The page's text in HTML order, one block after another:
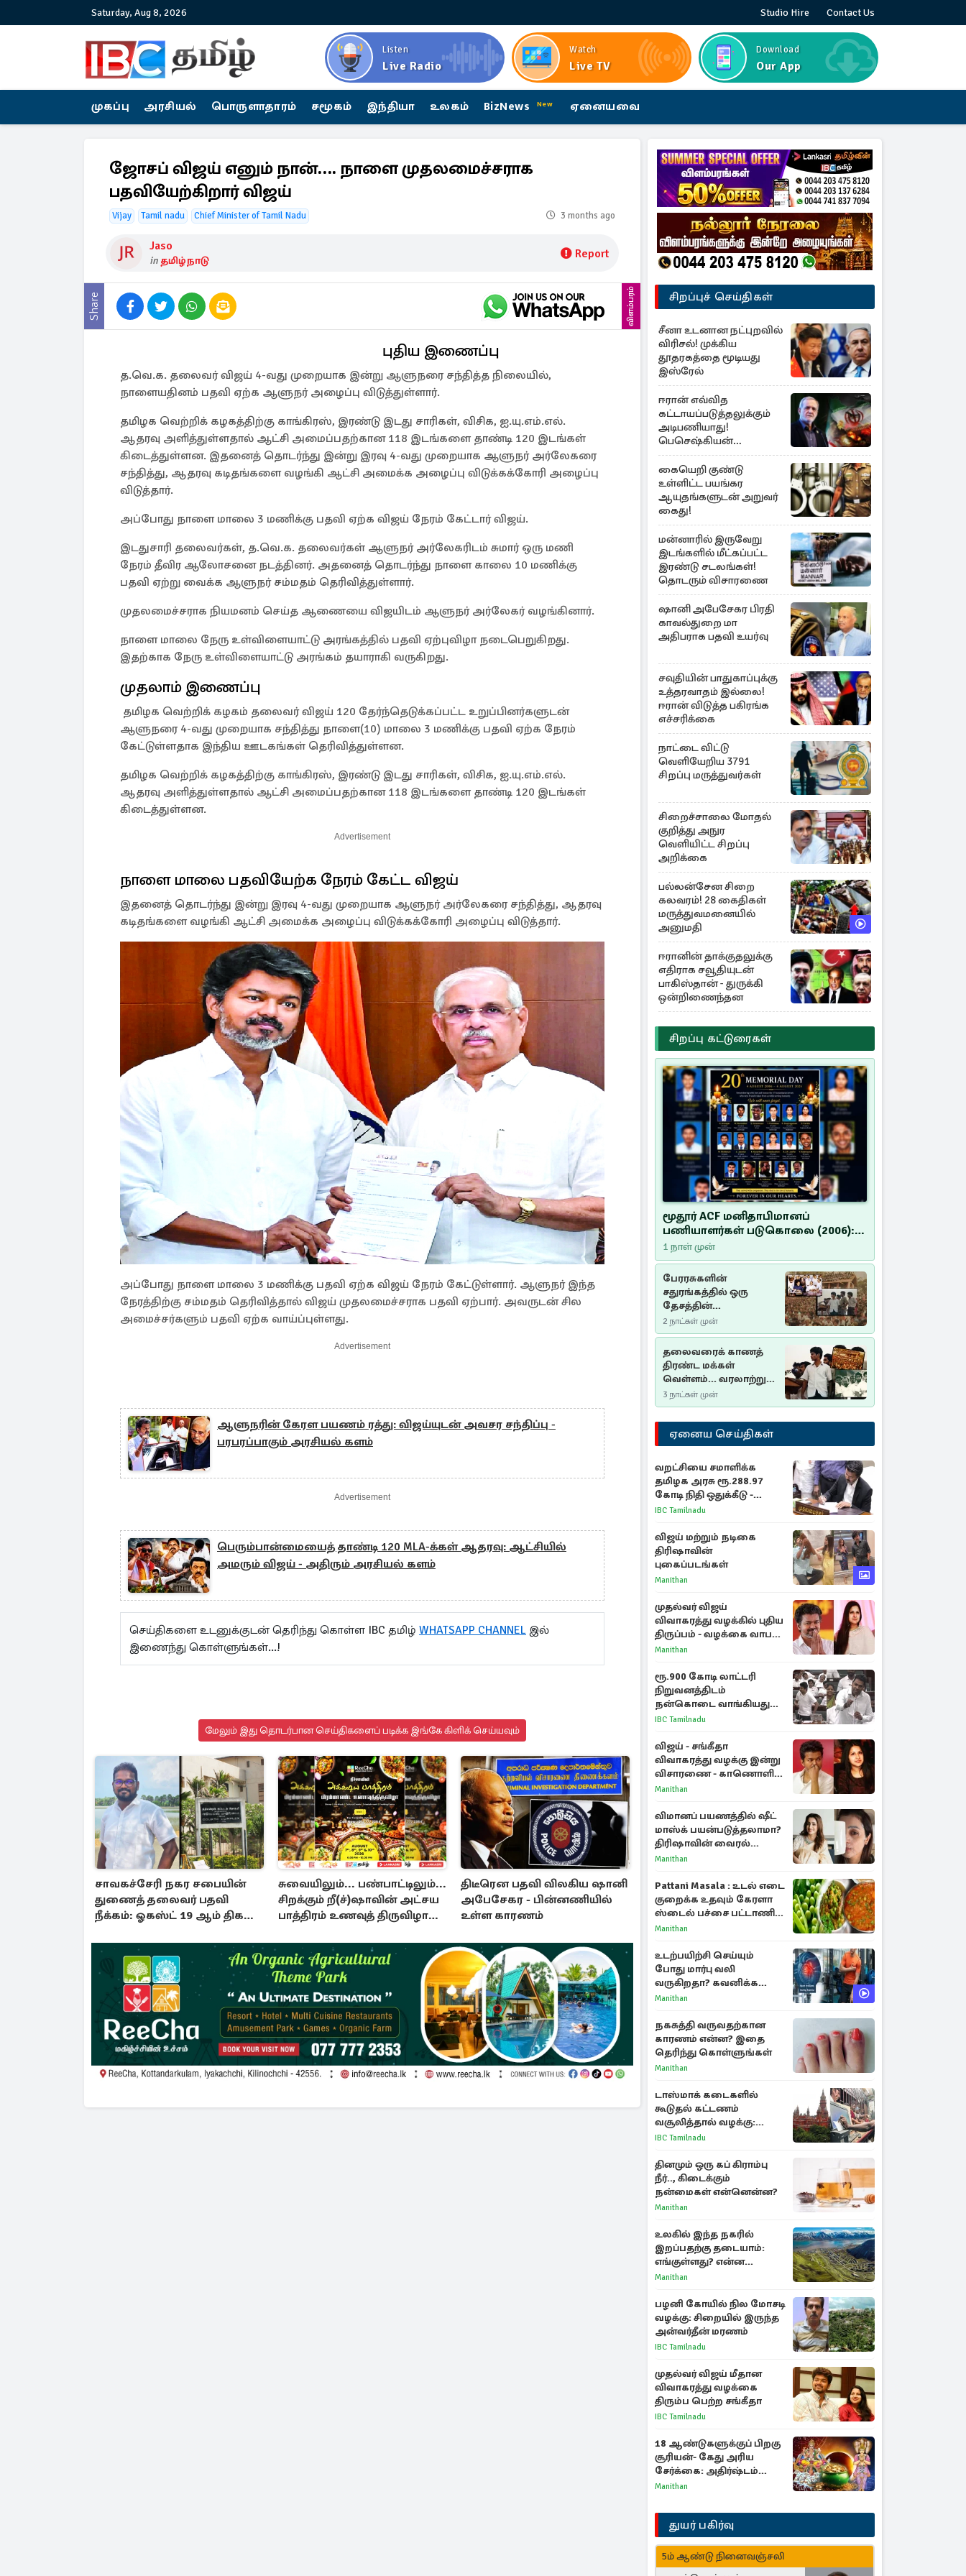
Saturday, Aug 8, 2026 Studio Hire Contact Us
Listen
Live Radio
Watch
Live TV
Download
Our App
முகப்பு அரசியல் பொருளாதாரம் சமூகம் இந்தியா உலகம் BizNews New ஏனையவை
ஜோசப் விஜய் எனும் நான்…. நாளை முதலமைச்சராக
பதவியேற்கிறார் விஜய்
Vijay Tamil nadu Chief Minister of Tamil Nadu 3 months ago
Jaso
in தமிழ்நாடு Report
Share விளம்பரம்
புதிய இணைப்பு
த.வெ.க. தலைவர் விஜய் 4-வது முறையாக இன்று ஆளுநரை சந்தித்த நிலையில்,
நாளையதினம் பதவி ஏற்க ஆளுநர் அழைப்பு விடுத்துள்ளார்.
தமிழக வெற்றிக் கழகத்திற்கு காங்கிரஸ், இரண்டு இடது சாரிகள், விசிக, ஐ.யு.எம்.எல்.
ஆதரவு அளித்துள்ளதால் ஆட்சி அமைப்பதற்கான 118 இடங்களை தாண்டி 120 இடங்கள்
கிடைத்துள்ளன. இதனைத் தொடர்ந்து இன்று இரவு 4-வது முறையாக ஆளுநர் அர்லேகரை
சந்தித்து, ஆதரவு கடிதங்களை வழங்கி ஆட்சி அமைக்க அழைப்பு விடுக்கக்கோரி அழைப்பு
விடுத்தார்.
அப்போது நாளை மாலை 3 மணிக்கு பதவி ஏற்க விஜய் நேரம் கேட்டார் விஜய்.
இடதுசாரி தலைவர்கள், த.வெ.க. தலைவர்கள் ஆளுநர் அர்லேகரிடம் சுமார் ஒரு மணி
நேரம் தீவிர ஆலோசனை நடத்தினர். அதனைத் தொடர்ந்து நாளை காலை 10 மணிக்கு
பதவி ஏற்று வைக்க ஆளுநர் சம்மதம் தெரிவித்துள்ளார்.
முதலமைச்சராக நியமனம் செய்த ஆணையை விஜயிடம் ஆளுநர் அர்லேகர் வழங்கினார்.
நாளை மாலை நேரு உள்விளையாட்டு அரங்கத்தில் பதவி ஏற்புவிழா நடைபெறுகிறது.
இதற்காக நேரு உள்விளையாட்டு அரங்கம் தயாராகி வருகிறது.
முதலாம் இணைப்பு
தமிழக வெற்றிக் கழகம் தலைவர் விஜய் 120 தேர்ந்தெடுக்கப்பட்ட உறுப்பினர்களுடன்
ஆளுநரை 4-வது முறையாக சந்தித்து நாளை(10) மாலை 3 மணிக்கு பதவி ஏற்க நேரம்
கேட்டுள்ளதாக இந்திய ஊடகங்கள் தெரிவித்துள்ளன.
தமிழக வெற்றிக் கழகத்திற்கு காங்கிரஸ், இரண்டு இடது சாரிகள், விசிக, ஐ.யு.எம்.எல்.
ஆதரவு அளித்துள்ளதால் ஆட்சி அமைப்பதற்கான 118 இடங்களை தாண்டி 120 இடங்கள்
கிடைத்துள்ளன.
Advertisement
நாளை மாலை பதவியேற்க நேரம் கேட்ட விஜய்
இதனைத் தொடர்ந்து இன்று இரவு 4-வது முறையாக ஆளுநர் அர்லேகரை சந்தித்து, ஆதரவு
கடிதங்களை வழங்கி ஆட்சி அமைக்க அழைப்பு விடுக்கக்கோரி அழைப்பு விடுத்தார்.
அப்போது நாளை மாலை 3 மணிக்கு பதவி ஏற்க விஜய் நேரம் கேட்டுள்ளார். ஆளுநர் இந்த
நேரத்திற்கு சம்மதம் தெரிவித்தால் விஜய் முதலமைச்சராக பதவி ஏற்பார். அவருடன் சில
அமைச்சர்களும் பதவி ஏற்க வாய்ப்புள்ளது.
Advertisement
ஆளுநரின் கேரள பயணம் ரத்து: விஜய்யுடன் அவசர சந்திப்பு -
பரபரப்பாகும் அரசியல் களம்
Advertisement
பெரும்பான்மையைத் தாண்டி 120 MLA-க்கள் ஆதரவு: ஆட்சியில்
அமரும் விஜய் - அதிரும் அரசியல் களம்
செய்திகளை உடனுக்குடன் தெரிந்து கொள்ள IBC தமிழ் WHATSAPP CHANNEL இல்
இணைந்து கொள்ளுங்கள்...!
மேலும் இது தொடர்பான செய்திகளைப் படிக்க இங்கே கிளிக் செய்யவும்
சாவகச்சேரி நகர சபையின்
துணைத் தலைவர் பதவி
நீக்கம்: ஓகஸ்ட் 19 ஆம் திகதி
சுவையிலும்... பண்பாட்டிலும்...
சிறக்கும் றீ(ச்)ஷாவின் அட்சய
பாத்திரம் உணவுத் திருவிழா
திடீரென பதவி விலகிய ஷானி
அபேசேகர - பின்னணியில்
உள்ள காரணம்
சிறப்புச் செய்திகள்
சீனா உடனான நட்புறவில்
விரிசல்! முக்கிய
தூதரகத்தை மூடியது
இஸ்ரேல்
ஈரான் எவ்வித
கட்டாயப்படுத்தலுக்கும்
அடிபணியாது!
பெசெஷ்கியன்
அறிவிப்பு
கையெறி குண்டு
உள்ளிட்ட பயங்கர
ஆயுதங்களுடன் அறுவர்
கைது!
மன்னாரில் இருவேறு
இடங்களில் மீட்கப்பட்ட
இரண்டு சடலங்கள்!
தொடரும் விசாரணை
ஷானி அபேசேகர பிரதி
காவல்துறை மா
அதிபராக பதவி உயர்வு
சவுதியின் பாதுகாப்புக்கு
உத்தரவாதம் இல்லை!
ஈரான் விடுத்த பகிரங்க
எச்சரிக்கை
நாட்டை விட்டு
வெளியேறிய 3791
சிறப்பு மருத்துவர்கள்
சிறைச்சாலை மோதல்
குறித்து அநுர
வெளியிட்ட சிறப்பு
அறிக்கை
பல்லன்சேன சிறை
கலவரம்! 28 கைதிகள்
மருத்துவமனையில்
அனுமதி
ஈரானின் தாக்குதலுக்கு
எதிராக சவூதியுடன்
பாகிஸ்தான் - துருக்கி
ஒன்றிணைந்தன
சிறப்பு கட்டுரைகள்
மூதூர் ACF மனிதாபிமானப்
பணியாளர்கள் படுகொலை (2006):
20 ஆண்டுகளாகியும் நீதி
மறுக்கப்பட்ட மனிதாபிமானப்
பேரவலம்
1 நாள் முன்
பேரரசுகளின்
சதுரங்கத்தில் ஒரு
தேசத்தின்
தீர்க்கதரிசனம் :
சுதுமலை பிரகடனம்
ஒரு வரலாற்றுப் பாடம்
2 நாட்கள் முன்
தலைவரைக் காணத்
திரண்ட மக்கள்
வெள்ளம்... வரலாற்றுச்
சிறப்புமிக்க சுதுமலைப்
பிரகடனம்…
3 நாட்கள் முன்
ஏனைய செய்திகள்
வறட்சியை சமாளிக்க
தமிழக அரசு ரூ.288.97
கோடி நிதி ஒதுக்கீடு -
வெளியான அரசாணை
IBC Tamilnadu
விஜய் மற்றும் நடிகை
திரிஷாவின்
புகைப்படங்கள்
Manithan
முதல்வர் விஜய்
விவாகரத்து வழக்கில் புதிய
திருப்பம் - வழக்கை வாபஸ்
பெற்ற சங்கீதா!
Manithan
ரூ.900 கோடி லாட்டரி
நிறுவனத்திடம்
நன்கொடை வாங்கியது
ஏன்? உதயநிதி - ஆதவ்
IBC Tamilnadu
விஜய் - சங்கீதா
விவாகரத்து வழக்கு இன்று
விசாரணை - காணொளி
மூலம் ஆஜராக வாய்ப்பு
Manithan
விமானப் பயணத்தில் ஷீட்
மாஸ்க் பயன்படுத்தலாமா?
திரிஷாவின் வைரல்
செல்ஃபிக்கு மருத்துவர்
Manithan
Pattani Masala : உடல் எடை
குறைக்க உதவும் கேரளா
ஸ்டைல் பச்சை பட்டாணி
கிரேவி
Manithan
உடற்பயிற்சி செய்யும்
போது மார்பு வலி
வருகிறதா? கவனிக்க
வேண்டிய எச்சரிக்கை
Manithan
நகசுத்தி வருவதற்கான
காரணம் என்ன? இதை
தெரிந்து கொள்ளுங்கள்
Manithan
டாஸ்மாக் கடைகளில்
கூடுதல் கட்டணம்
வசூலித்தால் வழக்கு:
சென்னை உயர்நீதிமன்றம்
IBC Tamilnadu
தினமும் ஒரு கப் கிராம்பு
நீர்.., கிடைக்கும்
நன்மைகள் என்னென்ன?
Manithan
உலகில் இந்த நகரில்
இறப்பதற்கு தடையாம்:
எங்குள்ளது? என்ன
காரணம் தெரியுமா?
Manithan
பழனி கோயில் நில மோசடி
வழக்கு: சிறையில் இருந்த
அன்வர்தீன் மரணம்
IBC Tamilnadu
முதல்வர் விஜய் மீதான
விவாகரத்து வழக்கை
திரும்ப பெற்ற சங்கீதா
IBC Tamilnadu
18 ஆண்டுகளுக்குப் பிறகு
சூரியன்- கேது அரிய
சேர்க்கை: அதிர்ஷ்டம்
பெறும் 3 ராசிகள்!
Manithan
துயர் பகிர்வு
5ம் ஆண்டு நினைவஞ்சலி